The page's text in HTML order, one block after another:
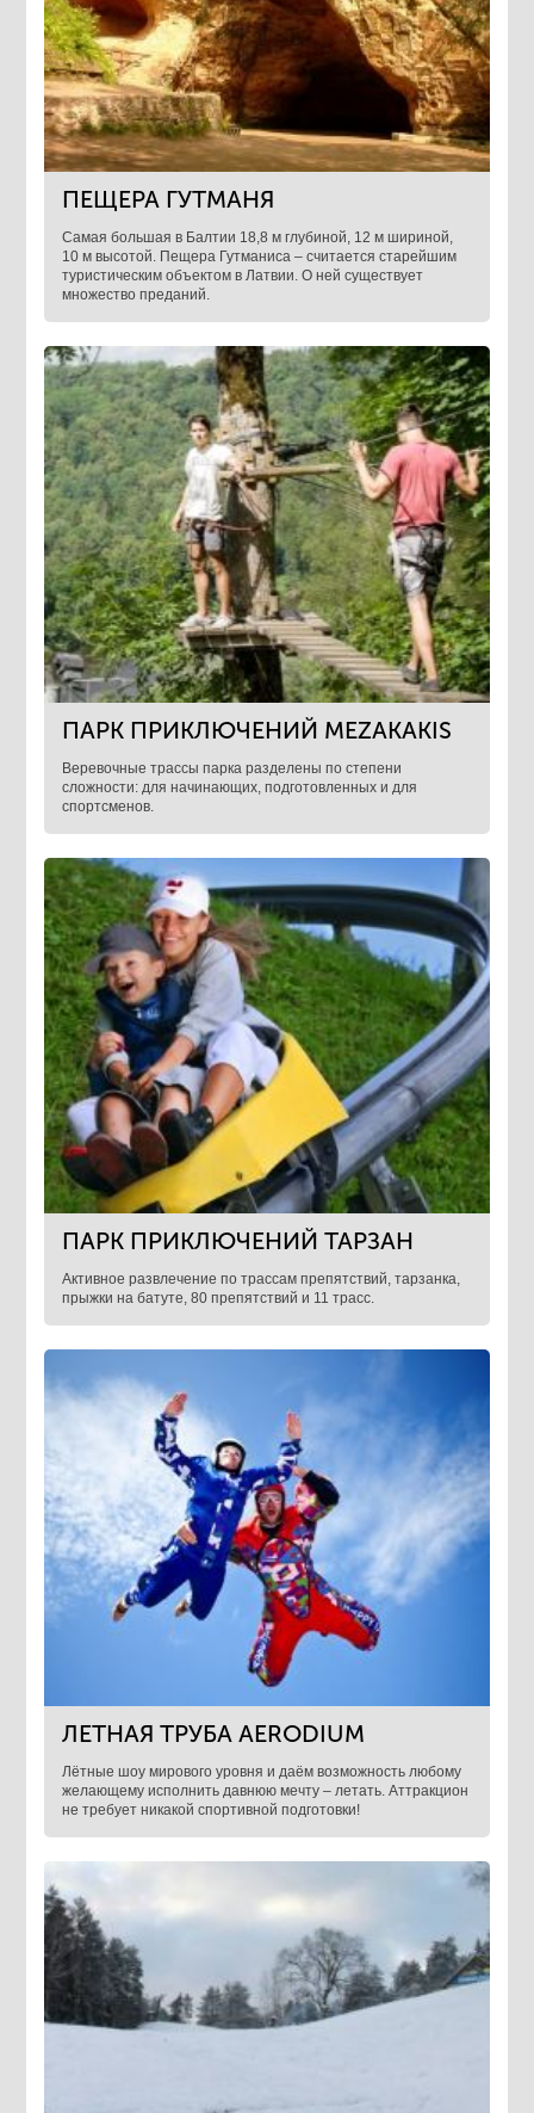
ПЕЩЕРА ГУТМАНЯ
Самая большая в Балтии 18,8 м глубиной, 12 м шириной,
10 м высотой. Пещера Гутманиса – считается старейшим
туристическим объектом в Латвии. О ней существует
множество преданий.
ПАРК ПРИКЛЮЧЕНИЙ MEZAKAKIS
Веревочные трассы парка разделены по степени
сложности: для начинающих, подготовленных и для
спортсменов.
ПАРК ПРИКЛЮЧЕНИЙ ТАРЗАН
​Активное развлечение по трассам препятствий, тарзанка,
прыжки на батуте, 80 препятствий и 11 трасс.
ЛЕТНАЯ ТРУБА AERODIUM
Лётные шоу мирового уровня и даём возможность любому
желающему исполнить давнюю мечту – летать. Аттракцион
не требует никакой спортивной подготовки!